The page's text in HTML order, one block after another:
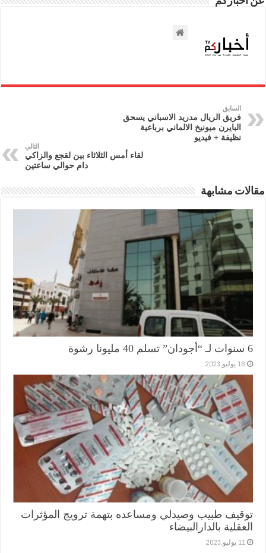
السابق
فريق الريال مدريد الاسباني يسحق
البايرن ميونيخ الالماني برباعية
نظيفة + فيديو
التالي
لقاء أمس الثلاثاء بين لقجع والزاكي
دام حوالي ساعتين
مقالات مشابهة
6 سنوات لـ “أجودان” تسلم 40 مليونا رشوة
16 يوليو,2023
توقيف طبيب وصيدلي ومساعده بتهمة ترويج المؤثرات
العقلية بالدارالبيضاء
11 يوليو,2023